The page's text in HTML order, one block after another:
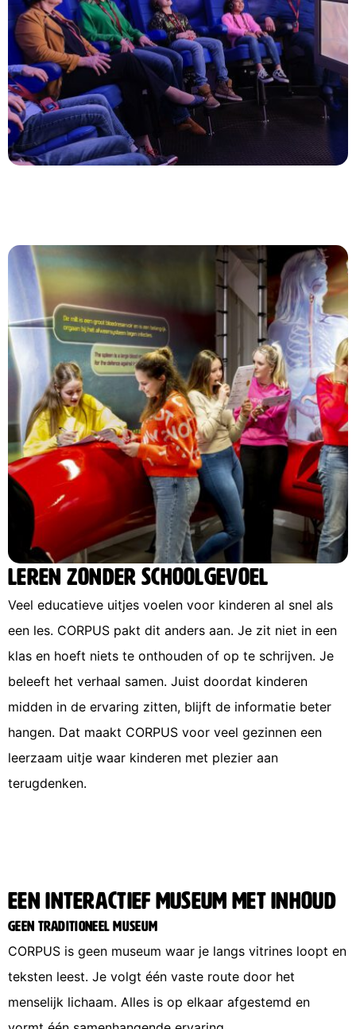
Leren zonder schoolgevoel
Veel educatieve uitjes voelen voor kinderen al snel als
een les. CORPUS pakt dit anders aan. Je zit niet in een
klas en hoeft niets te onthouden of op te schrijven. Je
beleeft het verhaal samen. Juist doordat kinderen
midden in de ervaring zitten, blijft de informatie beter
hangen. Dat maakt CORPUS voor veel gezinnen een
leerzaam uitje waar kinderen met plezier aan
terugdenken.
Een interactief museum met inhoud
Geen traditioneel museum
CORPUS is geen museum waar je langs vitrines loopt en
teksten leest. Je volgt één vaste route door het
menselijk lichaam. Alles is op elkaar afgestemd en